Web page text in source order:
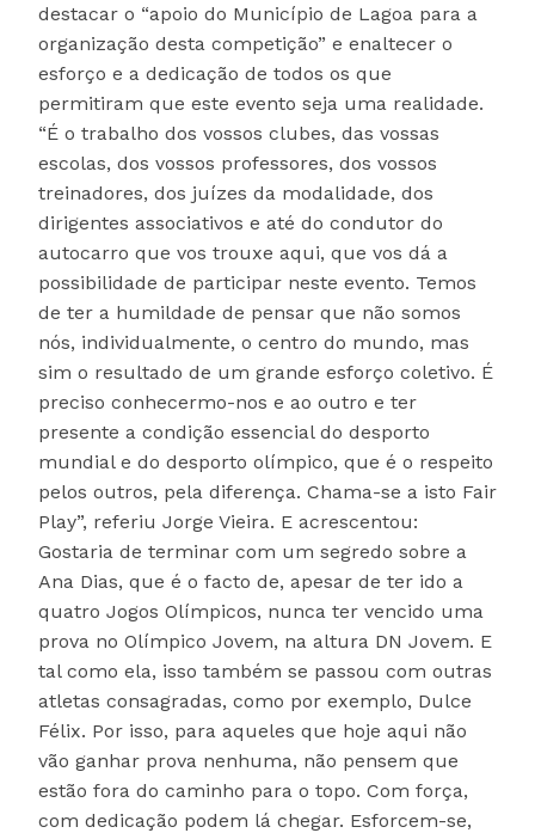
destacar o “apoio do Município de Lagoa para a
organização desta competição” e enaltecer o
esforço e a dedicação de todos os que
permitiram que este evento seja uma realidade.
“É o trabalho dos vossos clubes, das vossas
escolas, dos vossos professores, dos vossos
treinadores, dos juízes da modalidade, dos
dirigentes associativos e até do condutor do
autocarro que vos trouxe aqui, que vos dá a
possibilidade de participar neste evento. Temos
de ter a humildade de pensar que não somos
nós, individualmente, o centro do mundo, mas
sim o resultado de um grande esforço coletivo. É
preciso conhecermo-nos e ao outro e ter
presente a condição essencial do desporto
mundial e do desporto olímpico, que é o respeito
pelos outros, pela diferença. Chama-se a isto Fair
Play”, referiu Jorge Vieira. E acrescentou:
Gostaria de terminar com um segredo sobre a
Ana Dias, que é o facto de, apesar de ter ido a
quatro Jogos Olímpicos, nunca ter vencido uma
prova no Olímpico Jovem, na altura DN Jovem. E
tal como ela, isso também se passou com outras
atletas consagradas, como por exemplo, Dulce
Félix. Por isso, para aqueles que hoje aqui não
vão ganhar prova nenhuma, não pensem que
estão fora do caminho para o topo. Com força,
com dedicação podem lá chegar. Esforcem-se,